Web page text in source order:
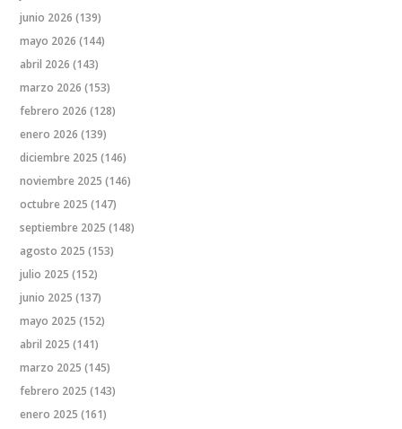
junio 2026 (139)
mayo 2026 (144)
abril 2026 (143)
marzo 2026 (153)
febrero 2026 (128)
enero 2026 (139)
diciembre 2025 (146)
noviembre 2025 (146)
octubre 2025 (147)
septiembre 2025 (148)
agosto 2025 (153)
julio 2025 (152)
junio 2025 (137)
mayo 2025 (152)
abril 2025 (141)
marzo 2025 (145)
febrero 2025 (143)
enero 2025 (161)